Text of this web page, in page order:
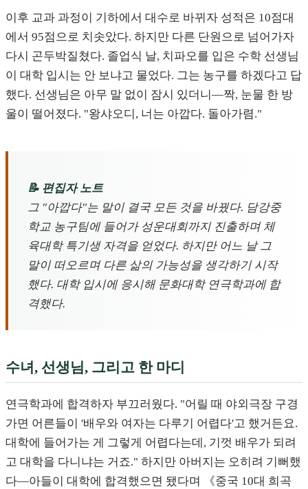
이후 교과 과정이 기하에서 대수로 바뀌자 성적은 10점대
에서 95점으로 치솟았다. 하지만 다른 단원으로 넘어가자
다시 곤두박질쳤다. 졸업식 날, 치파오를 입은 수학 선생님
이 대학 입시는 안 보냐고 물었다. 그는 농구를 하겠다고 답
했다. 선생님은 아무 말 없이 잠시 있더니—짝, 눈물 한 방
울이 떨어졌다. "왕샤오디, 너는 아깝다. 돌아가렴."
📝 편집자 노트
그 "아깝다"는 말이 결국 모든 것을 바꿨다. 담강중
학교 농구팀에 들어가 성운대회까지 진출하며 체
육대학 특기생 자격을 얻었다. 하지만 어느 날 그
말이 떠오르며 다른 삶의 가능성을 생각하기 시작
했다. 대학 입시에 응시해 문화대학 연극학과에 합
격했다.
수녀, 선생님, 그리고 한 마디
연극학과에 합격하자 부끄러웠다. "어릴 때 야외극장 구경
가면 어른들이 '배우와 여자는 다루기 어렵다'고 했거든요.
대학에 들어가는 게 그렇게 어렵다는데, 기껏 배우가 되려
고 대학을 다니냐는 거죠." 하지만 아버지는 오히려 기뻐했
다—아들이 대학에 합격했으면 됐다며 《중국 10대 희곡